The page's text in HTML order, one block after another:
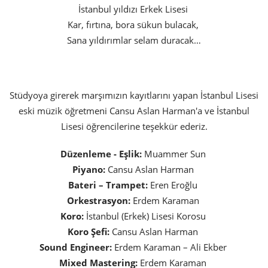
İstanbul yıldızı Erkek Lisesi
Kar, fırtına, bora sükun bulacak,
Sana yıldırımlar selam duracak…
Stüdyoya girerek marşımızın kayıtlarını yapan İstanbul Lisesi
eski müzik öğretmeni Cansu Aslan Harman'a ve İstanbul
Lisesi öğrencilerine teşekkür ederiz.
Düzenleme - Eşlik:Muammer Sun
Piyano:Cansu Aslan Harman
Bateri – Trampet: Eren Eroğlu
Orkestrasyon: Erdem Karaman
Koro: İstanbul (Erkek) Lisesi Korosu
Koro Şefi: Cansu Aslan Harman
Sound Engineer:Erdem Karaman – Ali Ekber
Mixed Mastering: Erdem Karaman